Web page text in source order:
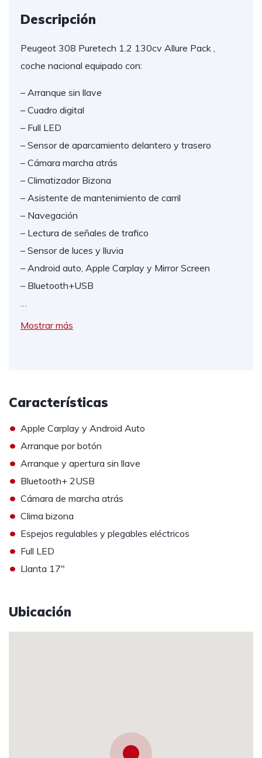
Descripción
Peugeot 308 Puretech 1.2 130cv Allure Pack ,
coche nacional equipado con:
– Arranque sin llave
– Cuadro digital
– Full LED
– Sensor de aparcamiento delantero y trasero
– Cámara marcha atrás
– Climatizador Bizona
– Asistente de mantenimiento de carril
– Navegación
– Lectura de señales de trafico
– Sensor de luces y lluvia
– Android auto, Apple Carplay y Mirror Screen
– Bluetooth+USB
…
Mostrar más
Características
• Apple Carplay y Android Auto
• Arranque por botón
• Arranque y apertura sin llave
• Bluetooth+ 2USB
• Cámara de marcha atrás
• Clima bizona
• Espejos regulables y plegables eléctricos
• Full LED
• Llanta 17″
Ubicación